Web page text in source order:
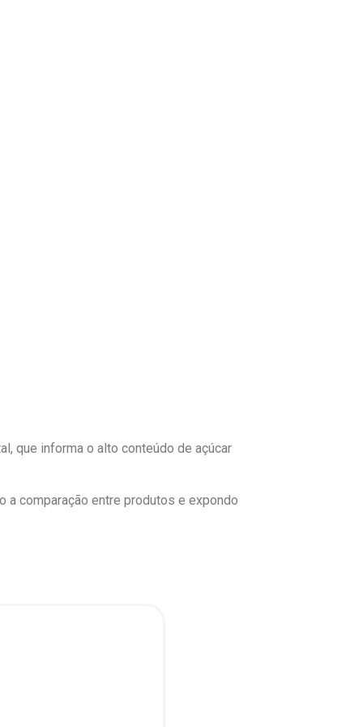
que informa o alto conteúdo de açúcar
a comparação entre produtos e expondo